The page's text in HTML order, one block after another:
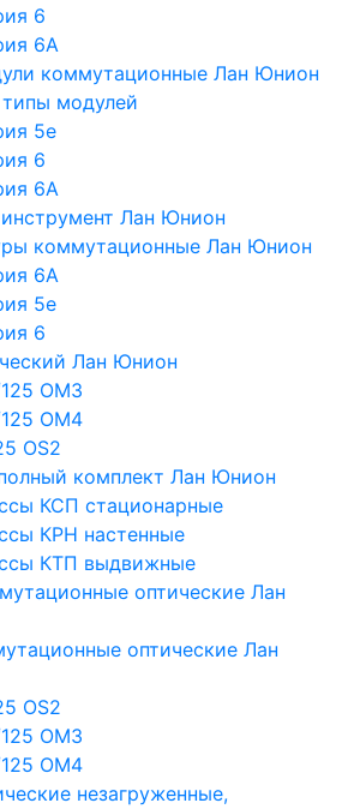
6
6A
коммутационные Лан Юнион
модулей
5е
6
6A
Лан Юнион
коммутационные Лан Юнион
6A
5e
6
Лан Юнион
OM3
OM4
OS2
комплект Лан Юнион
КСП стационарные
КРН настенные
КТП выдвижные
оптические Лан
оптические Лан
OS2
OM3
OM4
незагруженные,